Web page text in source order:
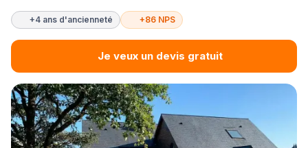
+4 ans d'ancienneté +86 NPS
Je veux un devis gratuit